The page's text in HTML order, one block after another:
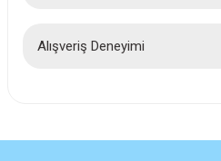
Alışveriş Deneyimi